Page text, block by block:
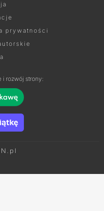
prywatności
i rozwój strony: